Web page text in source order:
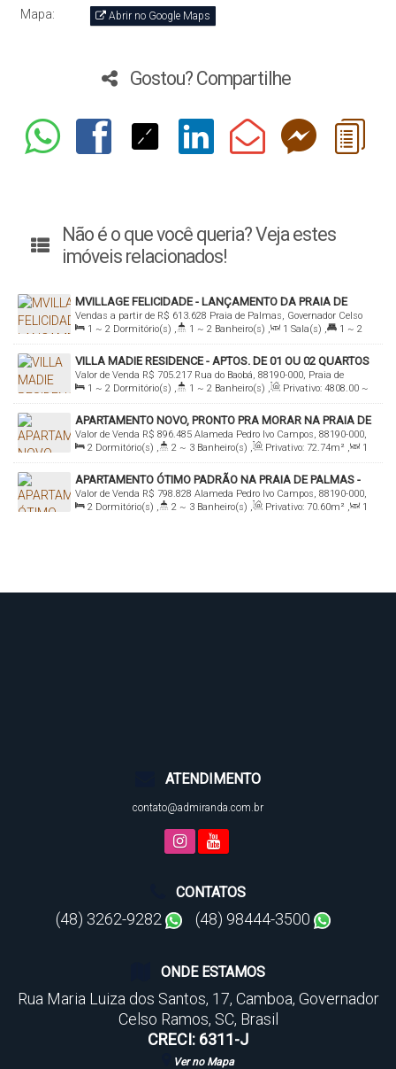
Mapa: Abrir no Google Maps
Gostou? Compartilhe
Não é o que você queria? Veja estes
imóveis relacionados!
MVILLAGE FELICIDADE - LANÇAMENTO DA PRAIA DE
PALMAS
R$ 613.628
Vendas a partir de
Praia de Palmas, Governador Celso
Ramos, Santa Catarina, Brasil
1 ~ 2 Dormitório(s) , 1 ~ 2 Banheiro(s) , 1 Sala(s) ,
1 ~ 2
Suíte(s) , Total: 50.04~ 100.59m² , 1 ~ 2 Vaga(s) ,
600m
Distância do Mar , Útil: 50.04 ~ 100.59 m²
VILLA MADIE RESIDENCE - APTOS. DE 01 OU 02 QUARTOS
NA PRAIA DE PALMAS
R$ 705.217
Valor de Venda
Rua do Baobá, 88190-000, Praia de
Palmas, Governador Celso Ramos, Santa Catarina, Brasil
1 ~ 2 Dormitório(s) , 1 ~ 2 Banheiro(s) , Privativo: 4808.00 ~
5944.00m² , 1 Sala(s) , 1 Suíte(s) , Total: 4808.00~
5944.00m² , 1 Vaga(s) , 650mDistância do Mar Útil: 4808.00
~ 5944.00m²
APARTAMENTO NOVO, PRONTO PRA MORAR NA PRAIA DE
PALMAS - VENDA
R$ 896.485
Valor de Venda
Alameda Pedro Ivo Campos, 88190-000,
Praia de Palmas, Governador Celso Ramos, Santa Catarina, Brasil
2 Dormitório(s) , 2 ~ 3 Banheiro(s) , Privativo: 72.74m² ,
1
Sala(s) , 2 Suíte(s) , Total: 85.24m² , 1 Vaga(s) ,
500m
Distância do Mar , Útil: 72.74m²
APARTAMENTO ÓTIMO PADRÃO NA PRAIA DE PALMAS -
VENDA
R$ 798.828
Valor de Venda
Alameda Pedro Ivo Campos, 88190-000,
Praia de Palmas, Governador Celso Ramos, Santa Catarina, Brasil
2 Dormitório(s) , 2 ~ 3 Banheiro(s) , Privativo: 70.60m² ,
1
ATENDIMENTO
contato@admiranda.com.br
CONTATOS
(48) 3262-9282 (48) 98444-3500
ONDE ESTAMOS
Rua Maria Luiza dos Santos, 17, Camboa, Governador
Celso Ramos, SC, Brasil
CRECI: 6311-J
Ver no Mapa